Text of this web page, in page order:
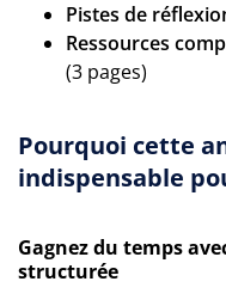
Pistes de
Ressources
(3 pages)
Pourquoi cette
indispensable
Gagnez du temps
structurée